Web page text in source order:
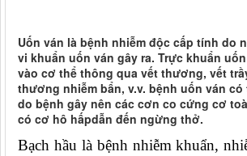
Uốn ván là bệnh nhiễm độc cấp tính do
vi khuẩn uốn ván gây ra. Trực khuẩn
vào cơ thể thông qua vết thương, vết
thương nhiễm bẩn, v.v. bệnh uốn ván
do bệnh gây nên các cơn co cứng cơ
có cơ hô hấpdẫn đến ngừng thở.
Bạch hầu là bệnh nhiễm khuẩn,